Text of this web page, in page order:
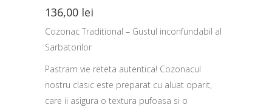
136,00 lei
Cozonac Traditional – Gustul inconfundabil al
Sarbatorilor
Pastram vie reteta autentica! Cozonacul
nostru clasic este preparat cu aluat oparit,
care ii asigura o textura pufoasa si o